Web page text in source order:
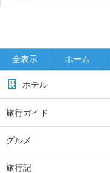
全表示 ホーム
ホテル
旅行ガイド
グルメ
旅行記